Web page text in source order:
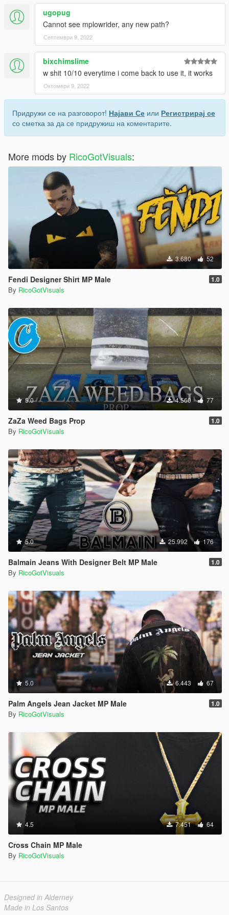
ugopug
Cannot see mplowrider, any new path?
Септември 9, 2022
bixchimslime
w shit 10/10 everytime i come back to use it, it works
Октомври 9, 2022
Придружи се на разговорот! Најави Се или Регистрирај се
со сметка за да се придружиш на коментарите.
More mods by RicoGotVisuals:
3.680 52
Fendi Designer Shirt MP Male 1.0
By RicoGotVisuals
5.0 4.560 77
ZaZa Weed Bags Prop 1.0
By RicoGotVisuals
5.0 25.992 176
Balmain Jeans With Designer Belt MP Male 1.0
By RicoGotVisuals
5.0 6.443 67
Palm Angels Jean Jacket MP Male 1.0
By RicoGotVisuals
4.5 7.451 64
Cross Chain MP Male
By RicoGotVisuals
Designed in Alderney
Made in Los Santos